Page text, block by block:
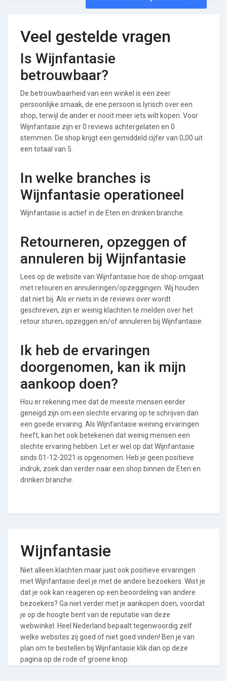
Veel gestelde vragen
Is Wijnfantasie
betrouwbaar?
De betrouwbaarheid van een winkel is een zeer
persoonlijke smaak, de ene persoon is lyrisch over een
shop, terwijl de ander er nooit meer iets wilt kopen. Voor
Wijnfantasie zijn er 0 reviews achtergelaten en 0
stemmen. De shop krijgt een gemiddeld cijfer van 0,00 uit
een totaal van 5.
In welke branches is
Wijnfantasie operationeel
Wijnfantasie is actief in de Eten en drinken branche.
Retourneren, opzeggen of
annuleren bij Wijnfantasie
Lees op de website van Wijnfantasie hoe de shop omgaat
met retouren en annuleringen/opzeggingen. Wij houden
dat niet bij. Als er niets in de reviews over wordt
geschreven, zijn er weinig klachten te melden over het
retour sturen, opzeggen en/of annuleren bij Wijnfantasie.
Ik heb de ervaringen
doorgenomen, kan ik mijn
aankoop doen?
Hou er rekening mee dat de meeste mensen eerder
geneigd zijn om een slechte ervaring op te schrijven dan
een goede ervaring. Als Wijnfantasie weining ervaringen
heeft, kan het ook betekenen dat weinig mensen een
slechte ervaring hebben. Let er wel op dat Wijnfantasie
sinds 01-12-2021 is opgenomen. Heb je geen positieve
indruk, zoek dan verder naar een shop binnen de Eten en
drinken branche.
Wijnfantasie
Niet alleen klachten maar juist ook positieve ervaringen
met Wijnfantasie deel je met de andere bezoekers. Wist je
dat je ook kan reageren op een beoordeling van andere
bezoekers? Ga niet verder met je aankopen doen, voordat
je op de hoogte bent van de reputatie van deze
webwinkel. Heel Nederland bepaalt tegenwoordig zelf
welke websites zij goed of niet goed vinden! Ben je van
plan om te bestellen bij Wijnfantasie klik dan op deze
pagina op de rode of groene knop.